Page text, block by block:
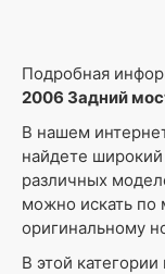
Подробная
2006 Задний
В нашем
найдете широкий
различных
можно искать по
оригинальному
В этой